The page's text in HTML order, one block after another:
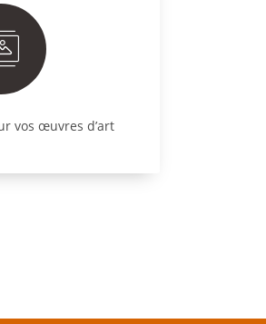
vos œuvres d’art